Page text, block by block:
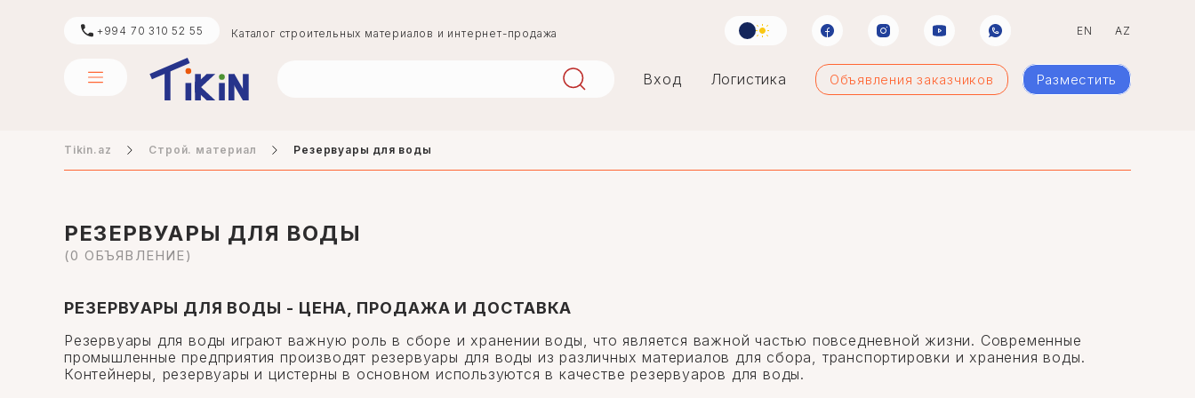
+994 70 310 52 55 Каталог строительных материалов и интернет-продажа EN AZ
boya
Вход Логистика Объявления заказчиков Разместить
Tikin.az Строй. материал Резервуары для воды
РЕЗЕРВУАРЫ ДЛЯ ВОДЫ
(0 ОБЪЯВЛЕНИЕ)
РЕЗЕРВУАРЫ ДЛЯ ВОДЫ - ЦЕНА, ПРОДАЖА И ДОСТАВКА
Резервуары для воды играют важную роль в сборе и хранении воды, что является важной частью повседневной жизни. Современные
промышленные предприятия производят резервуары для воды из различных материалов для сбора, транспортировки и хранения воды.
Контейнеры, резервуары и цистерны в основном используются в качестве резервуаров для воды.